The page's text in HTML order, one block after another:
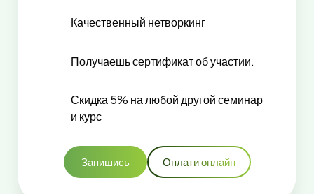
Качественный нетворкинг
Получаешь сертификат об участии.
Скидка 5% на любой другой семинар
и курс
Запишись Оплати онлайн